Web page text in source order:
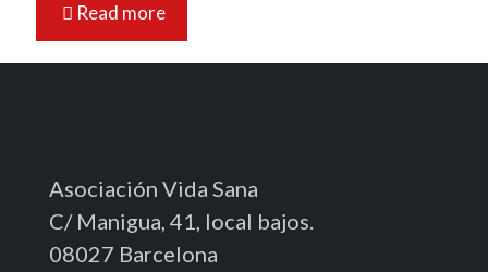
Read more
Asociación Vida Sana
C/ Manigua, 41, local bajos.
08027 Barcelona